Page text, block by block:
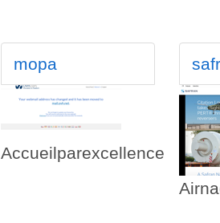
mopa
Accueilparexcellence